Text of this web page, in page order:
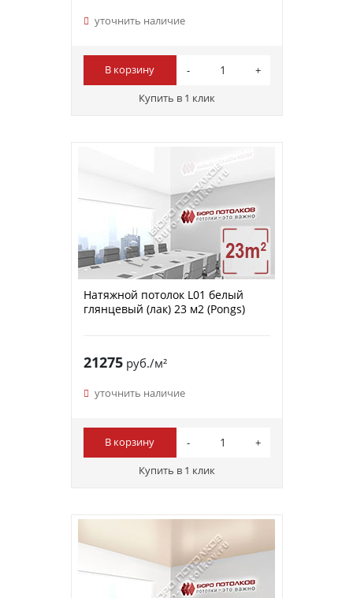
уточнить наличие
В корзину
Купить в 1 клик
Натяжной потолок L01 белый
глянцевый (лак) 23 м2 (Pongs)
21275руб./м²
уточнить наличие
В корзину
Купить в 1 клик